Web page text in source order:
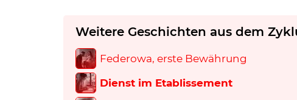
Weitere Geschichten aus dem
Federowa, erste Bewährung
Dienst im Etablissement